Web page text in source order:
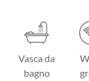
Vasca da
bagno